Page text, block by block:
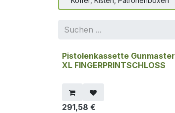
Pistolenkassette Gunmaster
XL FINGERPRINTSCHLOSS
291,58 €